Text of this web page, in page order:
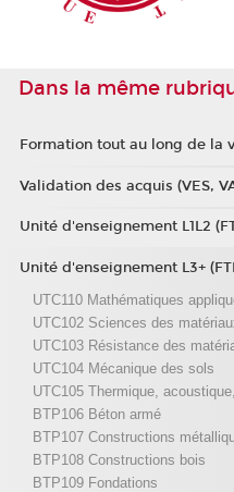
Dans la même
Formation tout au long de la
Validation des acquis (VES,
Unité d'enseignement L1L2
Unité d'enseignement L3+
UTC110 Mathématiques
UTC102 Sciences des
UTC103 Résistance des
UTC104 Mécanique des sols
UTC105 Thermique,
BTP106 Béton armé
BTP107 Constructions
BTP108 Constructions bois
BTP109 Fondations